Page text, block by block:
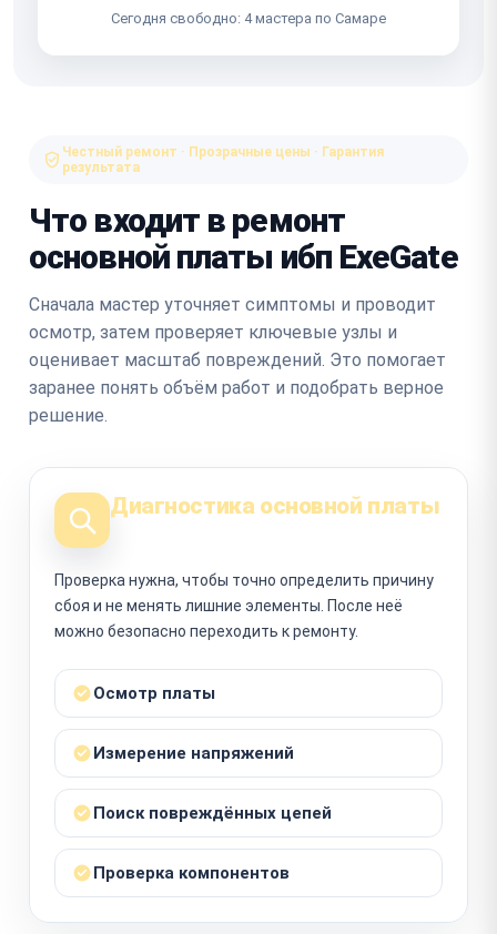
Сегодня свободно: 4 мастера по Самаре
Честный ремонт · Прозрачные цены · Гарантия
результата
Что входит в ремонт
основной платы ибп ExeGate
Сначала мастер уточняет симптомы и проводит
осмотр, затем проверяет ключевые узлы и
оценивает масштаб повреждений. Это помогает
заранее понять объём работ и подобрать верное
решение.
Диагностика основной платы
Проверка нужна, чтобы точно определить причину
сбоя и не менять лишние элементы. После неё
можно безопасно переходить к ремонту.
Осмотр платы
Измерение напряжений
Поиск повреждённых цепей
Проверка компонентов